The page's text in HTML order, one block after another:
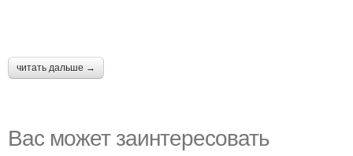
читать дальше →
Вас может заинтересовать